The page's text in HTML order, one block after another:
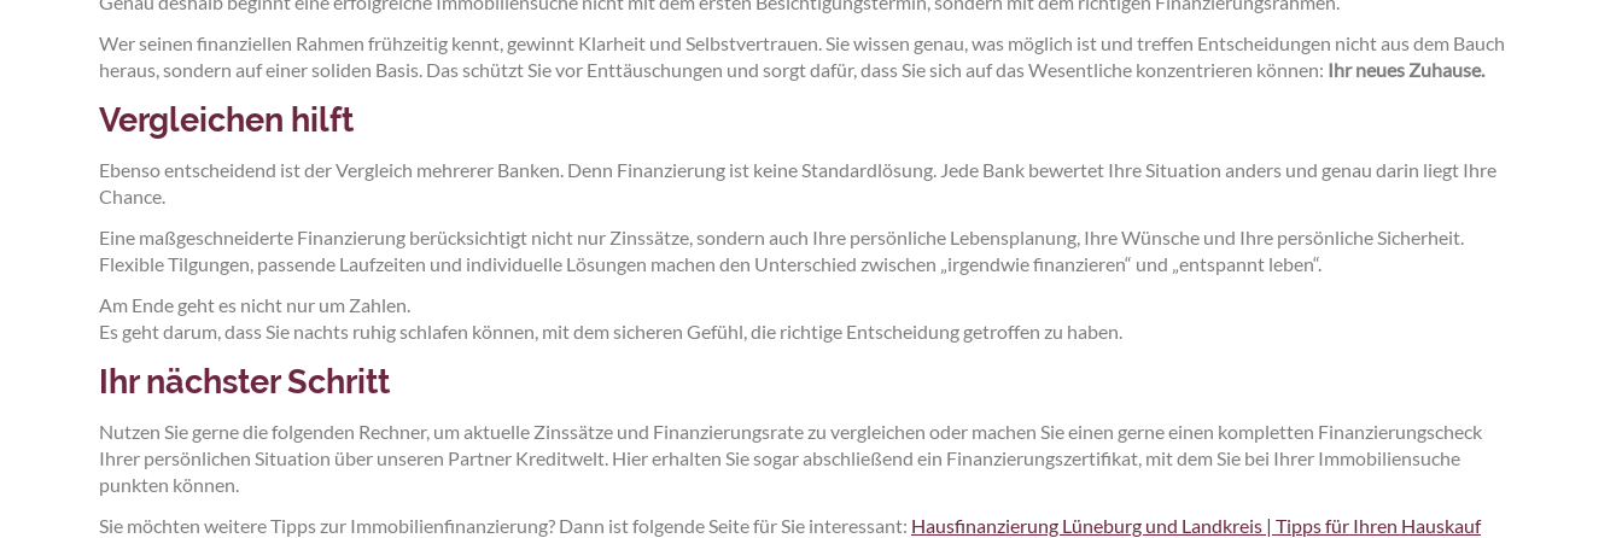
Wer seinen finanziellen Rahmen frühzeitig kennt, gewinnt Klarheit und Selbstvertrauen. Sie wissen genau, was möglich ist und treffen Entscheidungen nicht aus dem Bauch
heraus, sondern auf einer soliden Basis. Das schützt Sie vor Enttäuschungen und sorgt dafür, dass Sie sich auf das Wesentliche konzentrieren können: Ihr neues Zuhause.
Vergleichen hilft
Ebenso entscheidend ist der Vergleich mehrerer Banken. Denn Finanzierung ist keine Standardlösung. Jede Bank bewertet Ihre Situation anders und genau darin liegt Ihre
Chance.
Eine maßgeschneiderte Finanzierung berücksichtigt nicht nur Zinssätze, sondern auch Ihre persönliche Lebensplanung, Ihre Wünsche und Ihre persönliche Sicherheit.
Flexible Tilgungen, passende Laufzeiten und individuelle Lösungen machen den Unterschied zwischen „irgendwie finanzieren“ und „entspannt leben“.
Am Ende geht es nicht nur um Zahlen.
Es geht darum, dass Sie nachts ruhig schlafen können, mit dem sicheren Gefühl, die richtige Entscheidung getroffen zu haben.
Ihr nächster Schritt
Nutzen Sie gerne die folgenden Rechner, um aktuelle Zinssätze und Finanzierungsrate zu vergleichen oder machen Sie einen gerne einen kompletten Finanzierungscheck
Ihrer persönlichen Situation über unseren Partner Kreditwelt. Hier erhalten Sie sogar abschließend ein Finanzierungszertifikat, mit dem Sie bei Ihrer Immobiliensuche
punkten können.
Sie möchten weitere Tipps zur Immobilienfinanzierung? Dann ist folgende Seite für Sie interessant: Hausfinanzierung Lüneburg und Landkreis | Tipps für Ihren Hauskauf